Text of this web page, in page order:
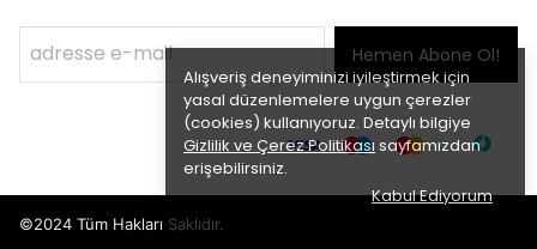
Alışveriş deneyiminizi iyileştirmek için
yasal düzenlemelere uygun çerezler
(cookies) kullanıyoruz. Detaylı bilgiye
Gizlilik ve Çerez Politikası sayfamızdan
erişebilirsiniz.
Kabul Ediyorum
Hemen Abone Ol!
©2024 Tüm Hakları Saklıdır.